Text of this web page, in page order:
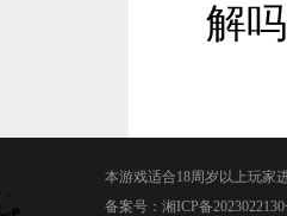
解
本游戏适合18周岁以上玩家
备案号： 湘ICP备